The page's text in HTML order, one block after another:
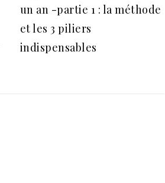
un an -partie 1 : la méthode
et les 3 piliers
indispensables